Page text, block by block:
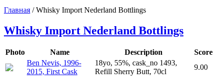
Главная / Whisky Import Nederland Bottlings
Whisky Import Nederland Bottlings
Photo Name Description
Score
Ben Nevis, 1996-
2015, First Cask
18yo, 55%, cask_no 1493,
Refill Sherry Butt, 70cl
9.00